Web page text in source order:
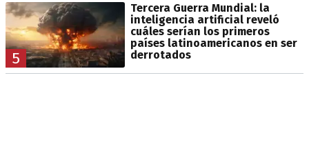
5
Tercera Guerra Mundial: la
inteligencia artificial reveló
cuáles serían los primeros
países latinoamericanos en ser
derrotados